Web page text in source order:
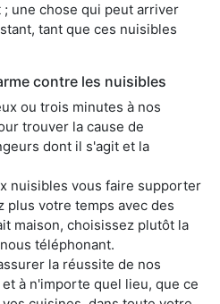
une chose qui peut arriver
tant que ces nuisibles
contre les nuisibles
ou trois minutes à nos
trouver la cause de
dont il s'agit et la
nuisibles vous faire supporter
plus votre temps avec des
maison, choisissez plutôt la
téléphonant.
la réussite de nos
à n'importe quel lieu, que ce